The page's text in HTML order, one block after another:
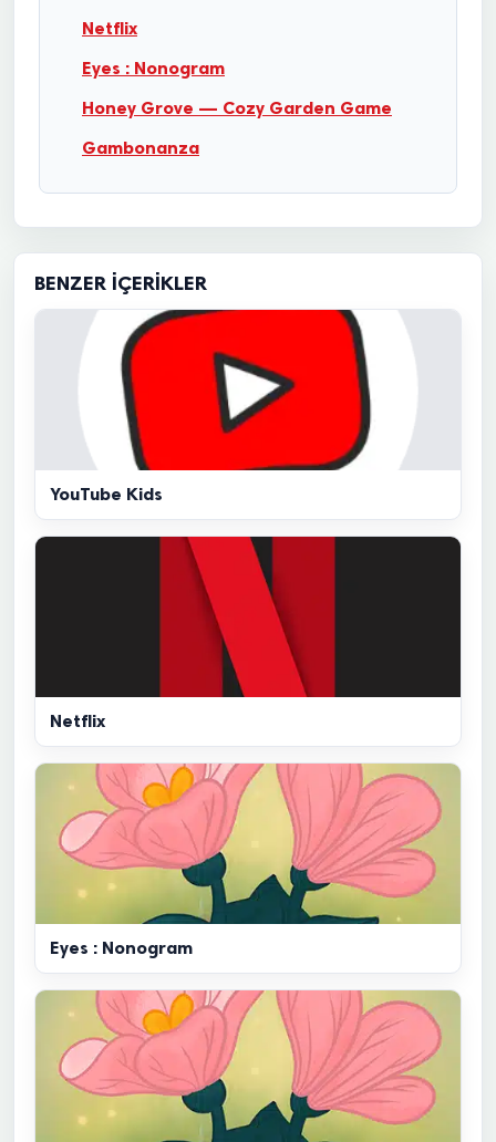
Netflix
Eyes : Nonogram
Honey Grove — Cozy Garden Game
Gambonanza
BENZER İÇERIKLER
YouTube Kids
Netflix
Eyes : Nonogram